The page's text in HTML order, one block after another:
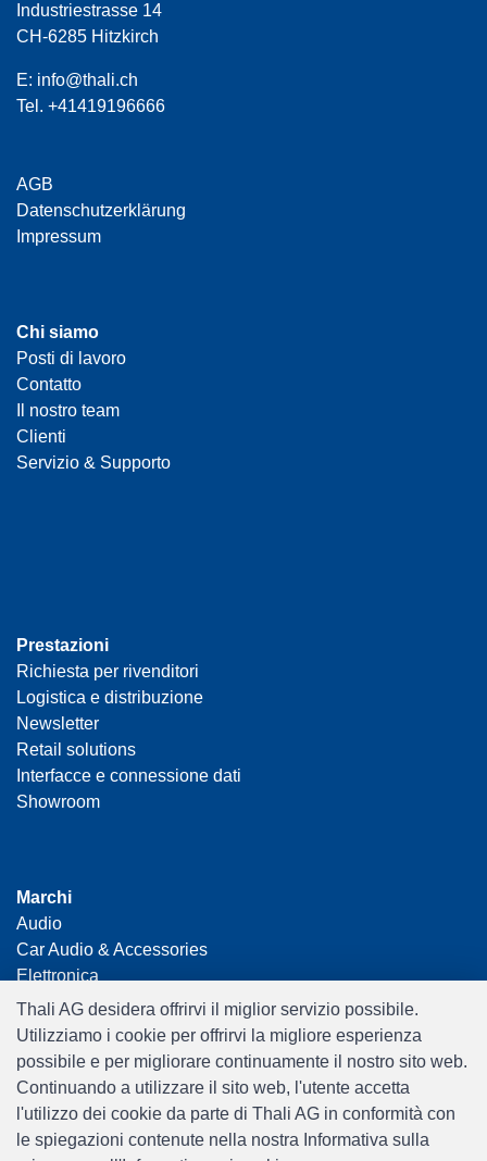
Industriestrasse 14
CH-6285 Hitzkirch
E: info@thali.ch
Tel. +41419196666
AGB
Datenschutzerklärung
Impressum
Chi siamo
Posti di lavoro
Contatto
Il nostro team
Clienti
Servizio & Supporto
Prestazioni
Richiesta per rivenditori
Logistica e distribuzione
Newsletter
Retail solutions
Interfacce e connessione dati
Showroom
Marchi
Audio
Car Audio & Accessories
Elettronica
Foto & Video
Tempo Libero & Hobby
Gaming
Casalinga
Home Office & Business
Merchandising
Thali AG desidera offrirvi il miglior servizio possibile.
Utilizziamo i cookie per offrirvi la migliore esperienza
possibile e per migliorare continuamente il nostro sito web.
Continuando a utilizzare il sito web, l'utente accetta
l'utilizzo dei cookie da parte di Thali AG in conformità con
le spiegazioni contenute nella nostra Informativa sulla